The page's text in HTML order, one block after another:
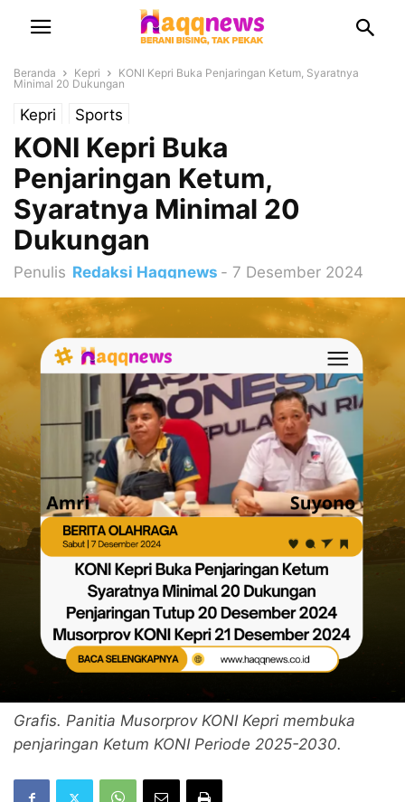
Beranda Kepri
KONI Kepri Buka Penjaringan Ketum, Syaratnya
Minimal 20 Dukungan
Kepri Sports
KONI Kepri Buka
Penjaringan Ketum,
Syaratnya Minimal 20
Dukungan
Penulis Redaksi Haqqnews - 7 Desember 2024
Grafis. Panitia Musorprov KONI Kepri membuka
penjaringan Ketum KONI Periode 2025-2030.